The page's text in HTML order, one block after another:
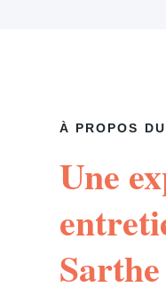
À PROPOS
Une
Sarthe